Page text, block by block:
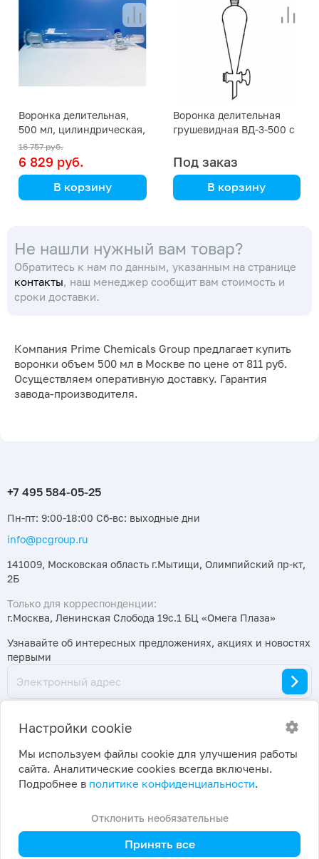
Воронка делительная,
500 мл, цилиндрическая,
29/32
16 757 руб.
6 829 руб.
В корзину
356 500) (Simax)
Воронка делительная
грушевидная ВД-3-500 с
Под заказ
В корзину
Не нашли нужный вам товар?
Обратитесь к нам по данным, указанным на странице
контакты, наш менеджер сообщит вам стоимость и
сроки доставки.
Компания Prime Chemicals Group предлагает купить
воронки объем 500 мл в Москве по цене от 811 руб.
Осуществляем оперативную доставку. Гарантия
завода-производителя.
Пн-пт: 9:00-18:00 Сб-вс: выходные дни
info@pcgroup.ru
141009, Московская область г.Мытищи, Олимпийский пр-кт,
2Б
Только для корреспонденции:
г.Москва, Ленинская Слобода 19с.1 БЦ «Омега Плаза»
Узнавайте об интересных предложениях, акциях и новостях
первыми
2026 ©
ПраймКемикалсГрупп
Политика конфиденциальности
Настройки cookie
Настройки cookie
Мы используем файлы cookie для улучшения работы
сайта. Аналитические cookies всегда включены.
Подробнее в политике конфиденциальности.
Отклонить необязательные
Принять все